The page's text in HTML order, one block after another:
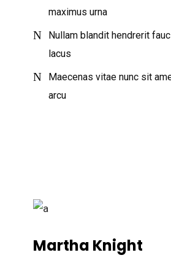
maximus urna
Nullam blandit hendrerit
lacus
Maecenas vitae nunc sit
arcu
Martha Knight